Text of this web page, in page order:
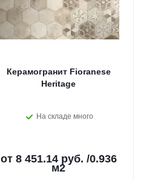
Керамогранит Fioranese
Heritage
На складе много
от 8 451.14 руб. /0.936
м2